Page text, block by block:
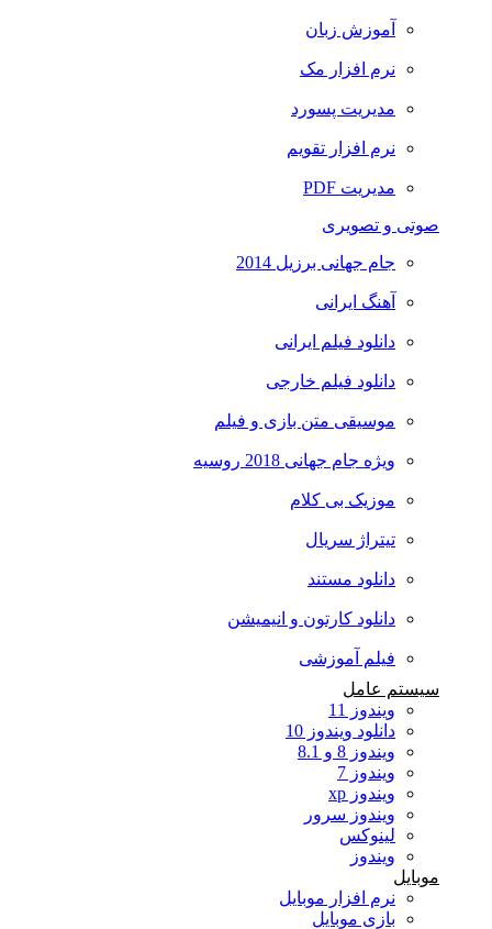
آموزش زبان
نرم افزار مک
مدیریت پسورد
نرم افزار تقویم
مدیریت PDF
صوتی و تصویری
جام جهانی برزیل 2014
آهنگ ایرانی
دانلود فیلم ایرانی
دانلود فیلم خارجی
موسیقی متن بازی و فیلم
ویژه جام جهانی 2018 روسیه
موزیک بی کلام
تیتراژ سریال
دانلود مستند
دانلود کارتون و انیمیشن
فیلم آموزشی
سیستم عامل
ویندوز 11
دانلود ویندوز 10
ویندوز 8 و 8.1
ویندوز 7
ویندوز xp
ویندوز سرور
لینوکس
ویندوز
موبایل
نرم افزار موبایل
بازی موبایل